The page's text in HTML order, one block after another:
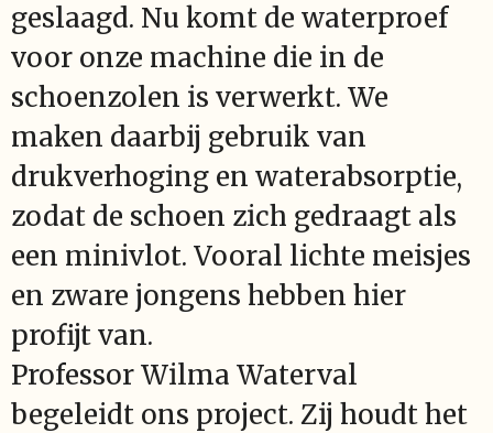
geslaagd. Nu komt de waterproef
voor onze machine die in de
schoenzolen is verwerkt. We
maken daarbij gebruik van
drukverhoging en waterabsorptie,
zodat de schoen zich gedraagt als
een minivlot. Vooral lichte meisjes
en zware jongens hebben hier
profijt van.
Professor Wilma Waterval
begeleidt ons project. Zij houdt het